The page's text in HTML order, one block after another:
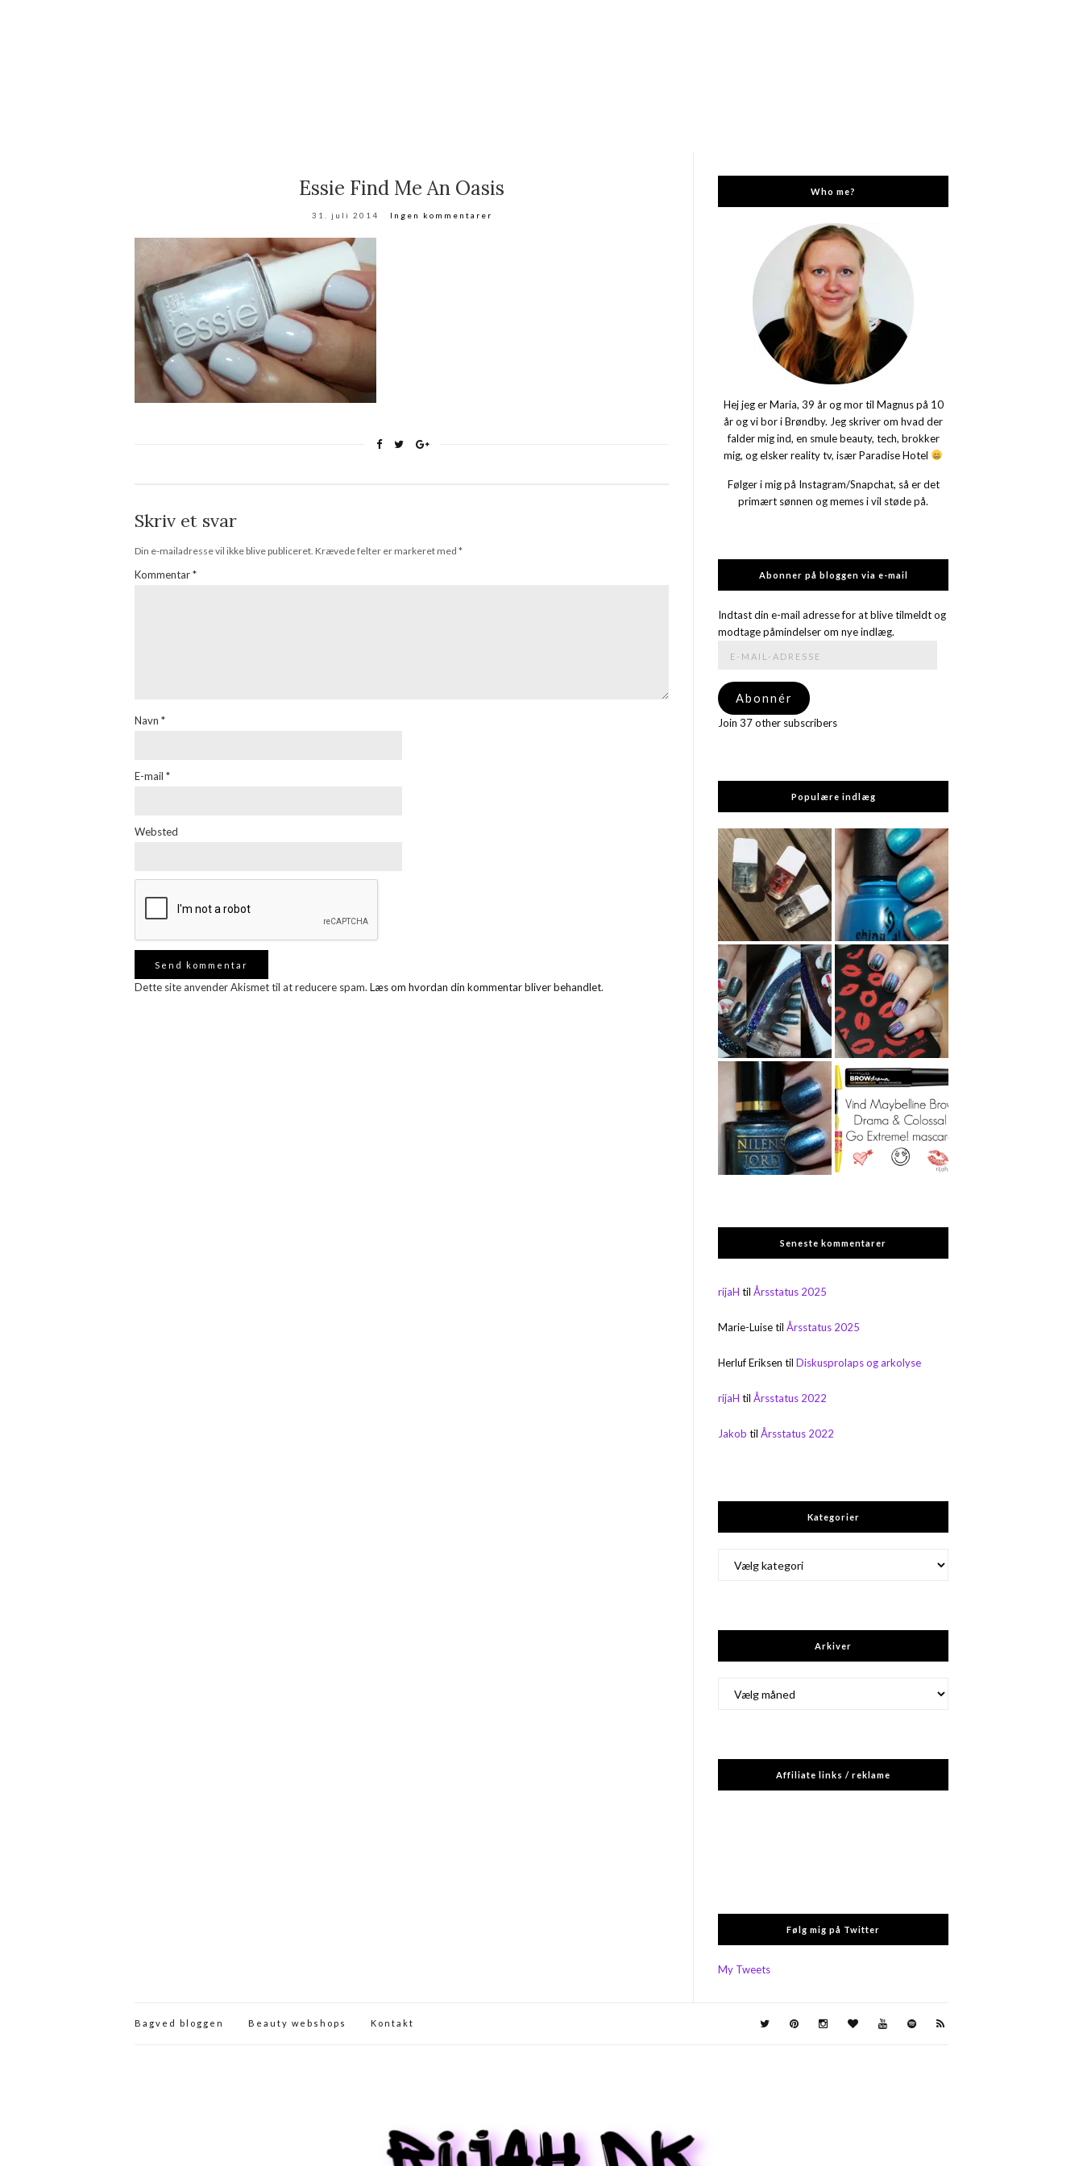
Essie Find Me An Oasis
31. juli 2014 Ingen kommentarer
Skriv et svar
Din e-mailadresse vil ikke blive publiceret. Krævede felter er markeret med *
Kommentar*
Navn *
E-mail *
Websted
Dette site anvender Akismet til at reducere spam. Læs om hvordan din kommentar bliver behandlet.
Who me?
Hej jeg er Maria, 39 år og mor til Magnus på 10
år og vi bor i Brøndby. Jeg skriver om hvad der
falder mig ind, en smule beauty, tech, brokker
mig, og elsker reality tv, især Paradise Hotel
Følger i mig på Instagram/Snapchat, så er det
primært sønnen og memes i vil støde på.
Abonner på bloggen via e-mail
Indtast din e-mail adresse for at blive tilmeldt og
modtage påmindelser om nye indlæg.
adresse
Abonnér
Join 37 other subscribers
Populære indlæg
Seneste kommentarer
rijaH tilÅrsstatus 2025
Marie-LuisetilÅrsstatus 2025
Herluf Eriksen tilDiskusprolaps og arkolyse
rijaH tilÅrsstatus 2022
Jakob tilÅrsstatus 2022
Kategorier
Arkiver
Affiliate links / reklame
Følg mig på Twitter
My Tweets
Bagved bloggen Beauty webshops Kontakt